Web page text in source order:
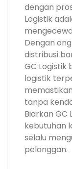
dengan
Logistik
Dengan
distribusi
GC Logistik
logistik
tanpa
Biarkan GC
kebutuhan
selalu
pelanggan.